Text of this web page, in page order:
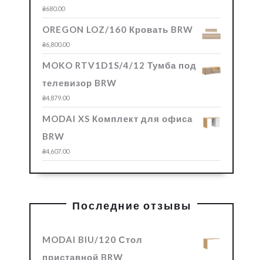
₴680.00
OREGON LOZ/160 Кровать BRW
₴6,800.00
MOKO RTV1D1S/4/12 Тумба под
телевизор BRW
₴4,879.00
MODAI XS Комплект для офиса
BRW
₴4,607.00
Последние отзывы
MODAI BIU/120 Стол
приставной BRW